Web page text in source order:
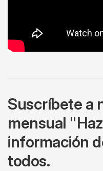
Suscríbete a
mensual
información
todos.